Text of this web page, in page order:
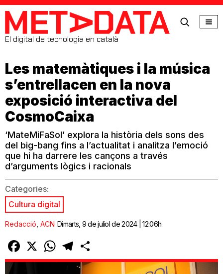
MetaData
El digital de tecnologia en català
Les matemàtiques i la música
s’entrellacen en la nova
exposició interactiva del
CosmoCaixa
‘MateMiFaSol’ explora la història dels sons des
del big-bang fins a l’actualitat i analitza l’emoció
que hi ha darrere les cançons a través
d’arguments lògics i racionals
Categories:
Cultura digital
Redacció ACN Dimarts, 9 de juliol de 2024 | 12:06h
Facebook
X WhatsAppTelegram